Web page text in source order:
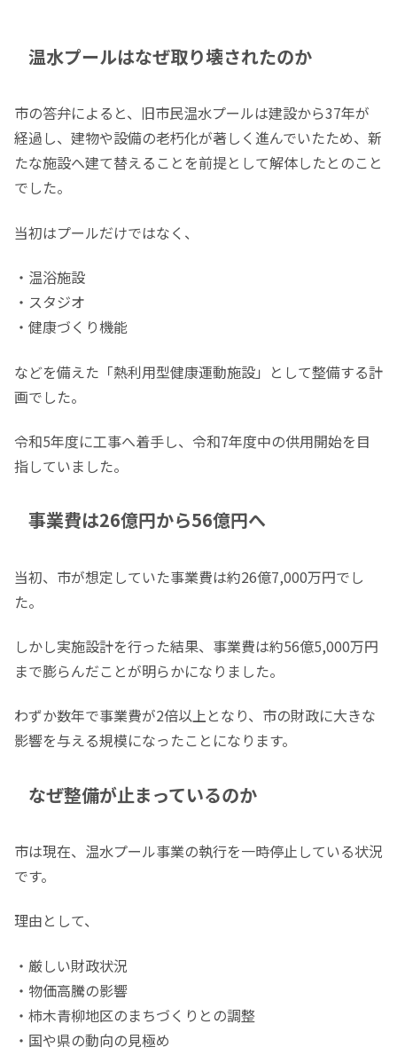
温水プールはなぜ取り壊されたのか
市の答弁によると、旧市民温水プールは建設から37年が
経過し、建物や設備の老朽化が著しく進んでいたため、新
たな施設へ建て替えることを前提として解体したとのこと
でした。
当初はプールだけではなく、
・温浴施設
・スタジオ
・健康づくり機能
などを備えた「熱利用型健康運動施設」として整備する計
画でした。
令和5年度に工事へ着手し、令和7年度中の供用開始を目
指していました。
事業費は26億円から56億円へ
当初、市が想定していた事業費は約26億7,000万円でし
た。
しかし実施設計を行った結果、事業費は約56億5,000万円
まで膨らんだことが明らかになりました。
わずか数年で事業費が2倍以上となり、市の財政に大きな
影響を与える規模になったことになります。
なぜ整備が止まっているのか
市は現在、温水プール事業の執行を一時停止している状況
です。
理由として、
・厳しい財政状況
・物価高騰の影響
・柿木青柳地区のまちづくりとの調整
・国や県の動向の見極め